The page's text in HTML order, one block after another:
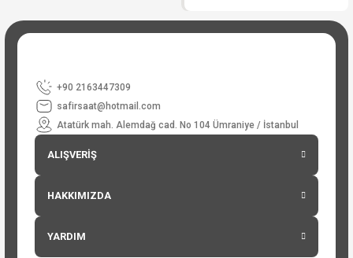
+90 2163447309
safirsaat@hotmail.com
Atatürk mah. Alemdağ cad. No 104 Ümraniye / İstanbul
ALIŞVERİŞ
HAKKIMIZDA
YARDIM